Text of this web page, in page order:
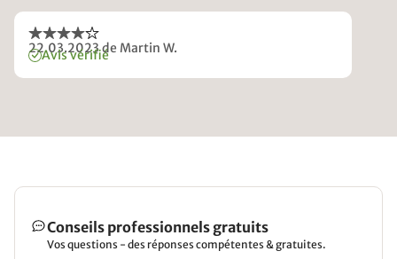
22.03.2023de Martin W.
Avis vérifié
Conseils professionnels gratuits
Vos questions - des réponses compétentes & gratuites.